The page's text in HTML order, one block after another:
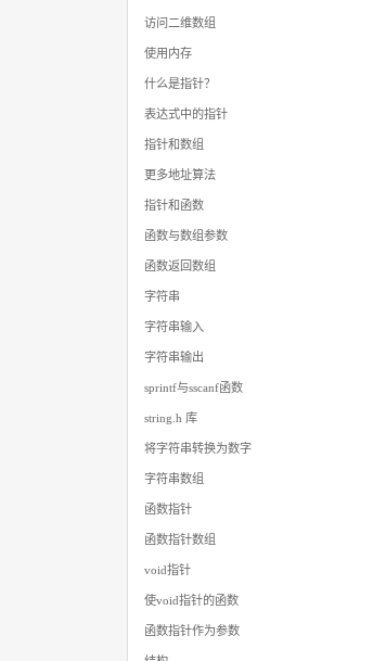
访问二维数组
使用内存
什么是指针？
表达式中的指针
指针和数组
更多地址算法
指针和函数
函数与数组参数
函数返回数组
字符串
字符串输入
字符串输出
sprintf与sscanf函数
string.h 库
将字符串转换为数字
字符串数组
函数指针
函数指针数组
void指针
使void指针的函数
函数指针作为参数